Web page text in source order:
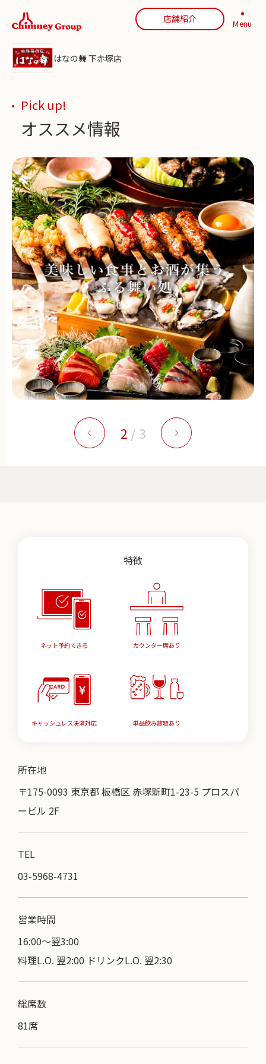
店舗紹介 Menu
はなの舞 下赤塚店
Pick up!
オススメ情報
2 /3
特徴
ネット予約できる カウンター席あり
キャッシュレス決済対応 単品飲み放題あり
所在地
〒175-0093 東京都 板橋区 赤塚新町1-23-5 プロスパ
ービル 2F
TEL
03-5968-4731
営業時間
16:00〜翌3:00
料理L.O. 翌2:00 ドリンクL.O. 翌2:30
総席数
81席